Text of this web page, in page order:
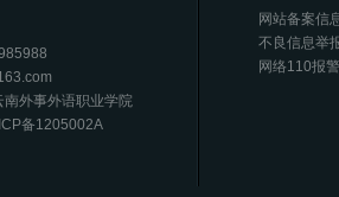
外事外语职业学院
备1205002A
网站备案信
不良信息举
网络110报